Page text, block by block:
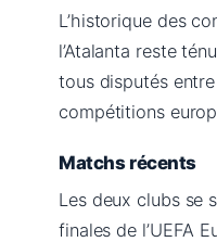
L’historique des
l’Atalanta reste
tous disputés
compétitions
Matchs récents
Les deux clubs se
finales de l’UEFA